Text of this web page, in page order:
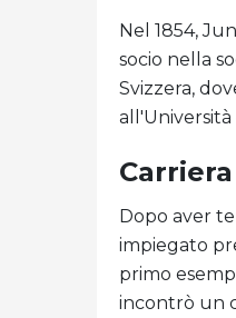
Nel 1854,
socio nella
Svizzera,
all'Università
Dopo aver
impiegato
primo
incontrò un